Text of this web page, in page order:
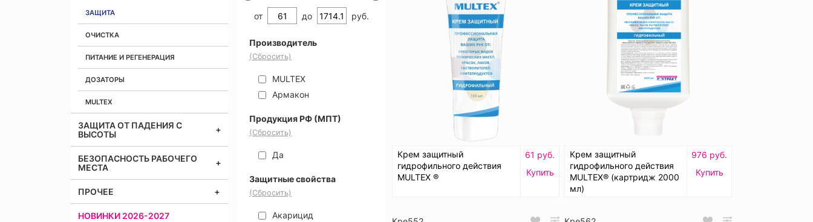
ЗАЩИТА
ОЧИСТКА
ПИТАНИЕ И РЕГЕНЕРАЦИЯ
ДОЗАТОРЫ
MULTEX
ЗАЩИТА ОТ ПАДЕНИЯ С
ВЫСОТЫ
БЕЗОПАСНОСТЬ РАБОЧЕГО
МЕСТА
ПРОЧЕЕ
НОВИНКИ 2026-2027
от до руб.
Производитель
(Сбросить)
MULTEX
Армакон
Продукция РФ (МПТ)
(Сбросить)
Да
Защитные свойства
(Сбросить)
Акарицид
Крем защитный
гидрофильного действия
MULTEX ®
61 руб.
Купить
Крем защитный
гидрофильного действия
MULTEX® (картридж 2000
мл)
976 руб.
Купить